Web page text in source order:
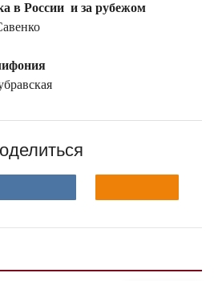
в России и за рубежом